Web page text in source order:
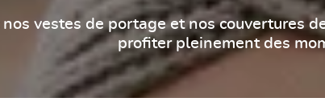
nos vestes de portage et nos couvertures
profiter pleinement des